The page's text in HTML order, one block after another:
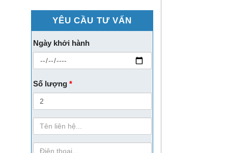
YÊU CẦU TƯ VẤN
Ngày khởi hành
Số lượng *
Họ
Tên
sdt